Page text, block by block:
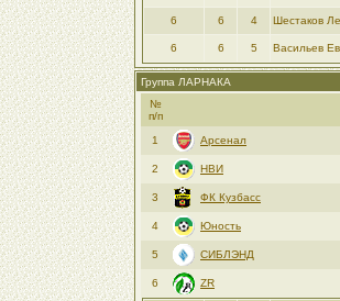
6 6 4 Шестаков
6 6 5 Васильев
Группа ЛАРНАКА
№
п/п
1 Арсенал
2 НВИ
3 ФК Кузбасс
4 Юность
5 СИБЛЭНД
6 ZR